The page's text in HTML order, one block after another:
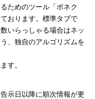
ためのツール「ボネク
おります。標準タブで
いらっしゃる場合はネッ
、独自のアルゴリズムを
す。
示日以降に順次情報が更